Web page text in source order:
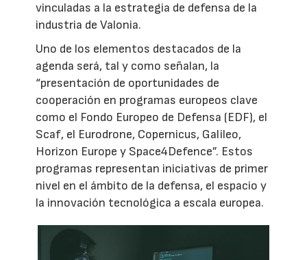
vinculadas a la estrategia de defensa de la
industria de Valonia.
Uno de los elementos destacados de la
agenda será, tal y como señalan, la
“presentación de oportunidades de
cooperación en programas europeos clave
como el Fondo Europeo de Defensa (EDF), el
Scaf, el Eurodrone, Copernicus, Galileo,
Horizon Europe y Space4Defence”. Estos
programas representan iniciativas de primer
nivel en el ámbito de la defensa, el espacio y
la innovación tecnológica a escala europea.